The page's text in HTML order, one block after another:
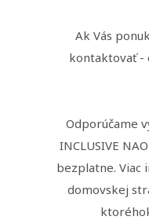
Ak Vás
kontaktovať -
Odporúčame
INCLUSIVE
bezplatne. Viac
domovskej